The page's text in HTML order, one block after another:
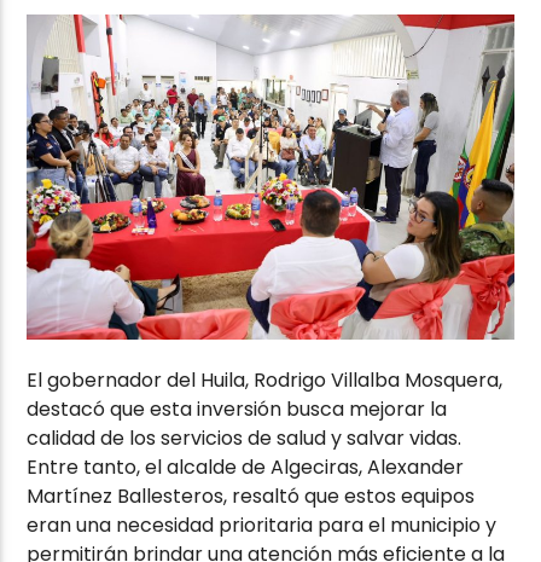
El gobernador del Huila, Rodrigo Villalba Mosquera,
destacó que esta inversión busca mejorar la
calidad de los servicios de salud y salvar vidas.
Entre tanto, el alcalde de Algeciras, Alexander
Martínez Ballesteros, resaltó que estos equipos
eran una necesidad prioritaria para el municipio y
permitirán brindar una atención más eficiente a la